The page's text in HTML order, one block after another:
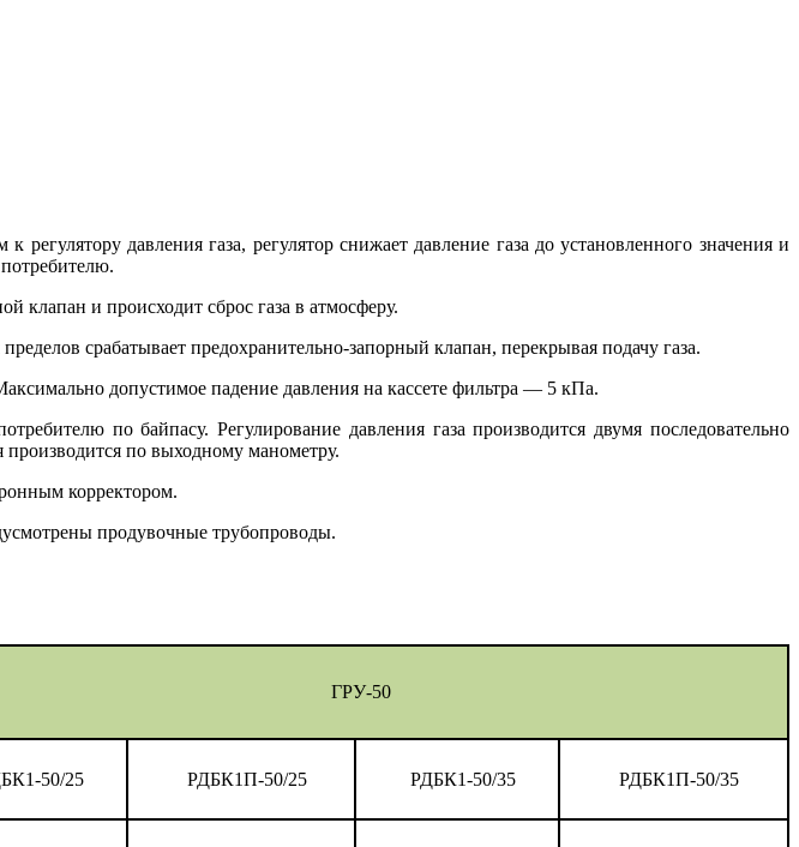
давления газа, регулятор снижает давление газа до установленного значения и
клапан и происходит сброс газа в атмосферу.
срабатывает предохранительно-запорный клапан, перекрывая подачу газа.
допустимое падение давления на кассете фильтра — 5 кПа.
по байпасу. Регулирование давления газа производится двумя последовательно
по выходному манометру.
корректором.
продувочные трубопроводы.
ГРУ-50
50/25 РДБК1П-50/25 РДБК1-50/35 РДБК1П-50/35